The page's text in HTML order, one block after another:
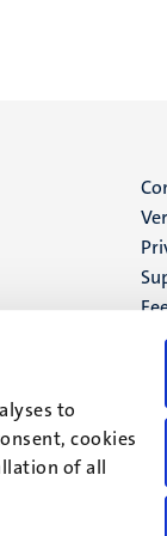
to
cookies
of all